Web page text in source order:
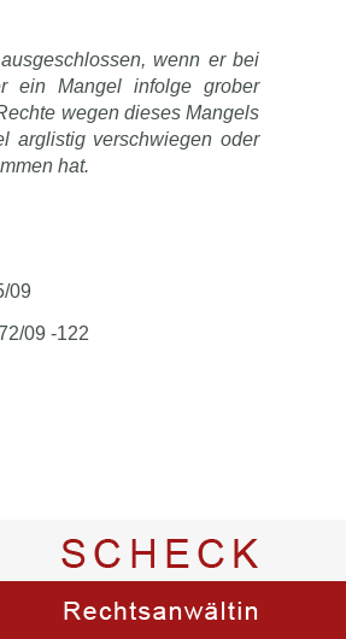
wenn er bei
ein Mangel infolge grober
wegen dieses Mangels
arglistig verschwiegen oder
hat.
09
09 -122